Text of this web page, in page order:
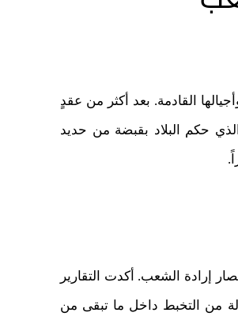
القادمة. بعد أكثر من عقدٍ
حكم البلاد بقبضة من حديد
إرادة الشعب. أكدت التقارير
من التخبط داخل ما تبقى من